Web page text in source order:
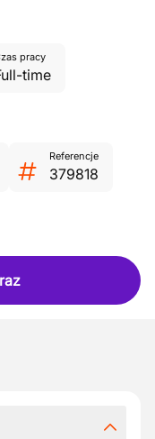
pracy
time
Referencje
379818